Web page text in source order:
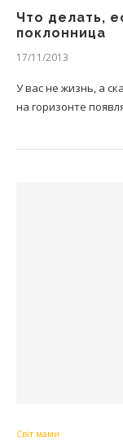
Что делать,
поклонница
17/11/2013
У вас не жизнь, а
на горизонте
Світ мами